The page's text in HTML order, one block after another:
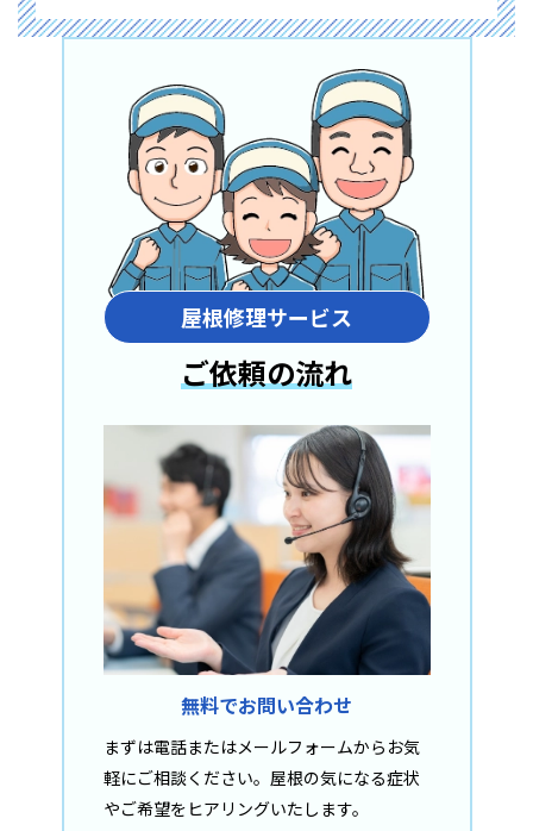
屋根修理サービス
ご依頼の流れ
無料でお問い合わせ
まずは電話またはメールフォームからお気
軽にご相談ください。屋根の気になる症状
やご希望をヒアリングいたします。